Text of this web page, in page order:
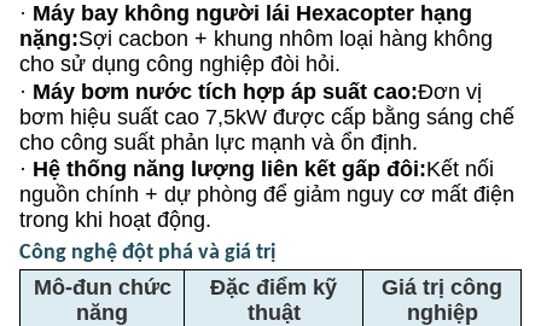
· Máy bay không người lái Hexacopter hạng
nặng:Sợi cacbon + khung nhôm loại hàng không
cho sử dụng công nghiệp đòi hỏi.
· Máy bơm nước tích hợp áp suất cao:Đơn vị
bơm hiệu suất cao 7,5kW được cấp bằng sáng chế
cho công suất phản lực mạnh và ổn định.
· Hệ thống năng lượng liên kết gấp đôi:Kết nối
nguồn chính + dự phòng để giảm nguy cơ mất điện
trong khi hoạt động.
Công nghệ đột phá và giá trị
Mô-đun chức
năng
Đặc điểm kỹ
thuật
Giá trị công
nghiệp